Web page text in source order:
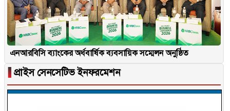
এনআরবিসি ব্যাংকের অর্ধবার্ষিক ব্যবসায়িক সম্মেলন অনুষ্ঠিত
▐ প্রাইস সেনসেটিভ ইনফরমেশন